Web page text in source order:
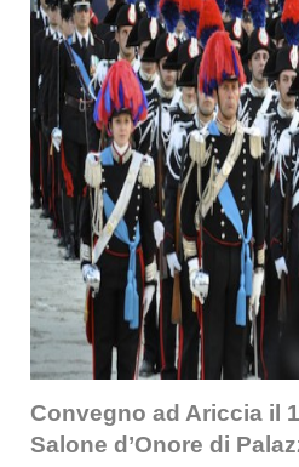
Convegno ad Ariccia il
Salone d’Onore di